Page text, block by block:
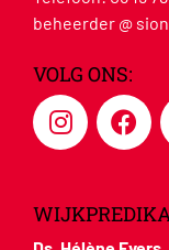
beheerder @
VOLG ONS: